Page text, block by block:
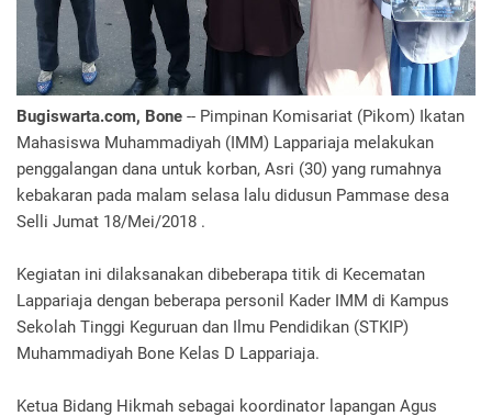
Bugiswarta.com, Bone -- Pimpinan Komisariat (Pikom) Ikatan
Mahasiswa Muhammadiyah (IMM) Lappariaja melakukan
penggalangan dana untuk korban, Asri (30) yang rumahnya
kebakaran pada malam selasa lalu didusun Pammase desa
Selli Jumat 18/Mei/2018 .
Kegiatan ini dilaksanakan dibeberapa titik di Kecematan
Lappariaja dengan beberapa personil Kader IMM di Kampus
Sekolah Tinggi Keguruan dan Ilmu Pendidikan (STKIP)
Muhammadiyah Bone Kelas D Lappariaja.
Ketua Bidang Hikmah sebagai koordinator lapangan Agus